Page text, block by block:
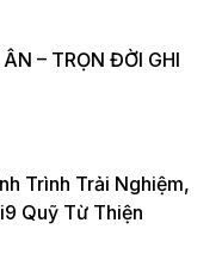
– TRỌN ĐỜI GHI
Trình Trải Nghiệm,
Quỹ Từ Thiện